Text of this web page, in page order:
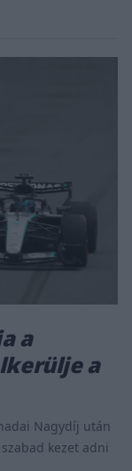
a
a
Nagydíj után
kezet adni